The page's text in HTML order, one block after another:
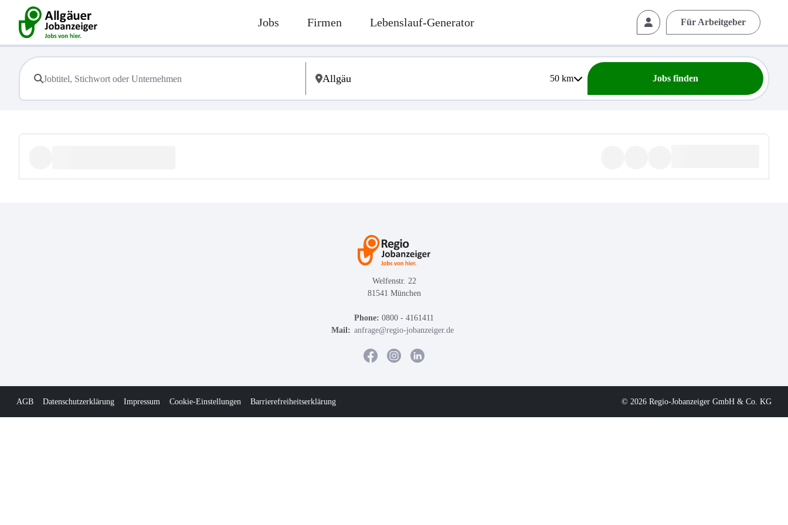
Jobs Firmen Lebenslauf-Generator Für Arbeitgeber
50km Jobs finden
Welfenstr. 22
81541 München
Phone: 0800 - 4161411
Mail: anfrage@regio-jobanzeiger.de
AGB Datenschutzerklärung Impressum Cookie-Einstellungen Barrierefreiheitserklärung © 2026 Regio-Jobanzeiger GmbH & Co. KG